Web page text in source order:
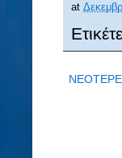
at